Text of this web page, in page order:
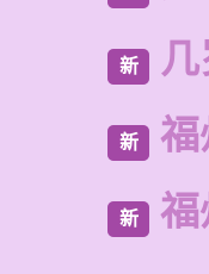
新
新 福
新 福